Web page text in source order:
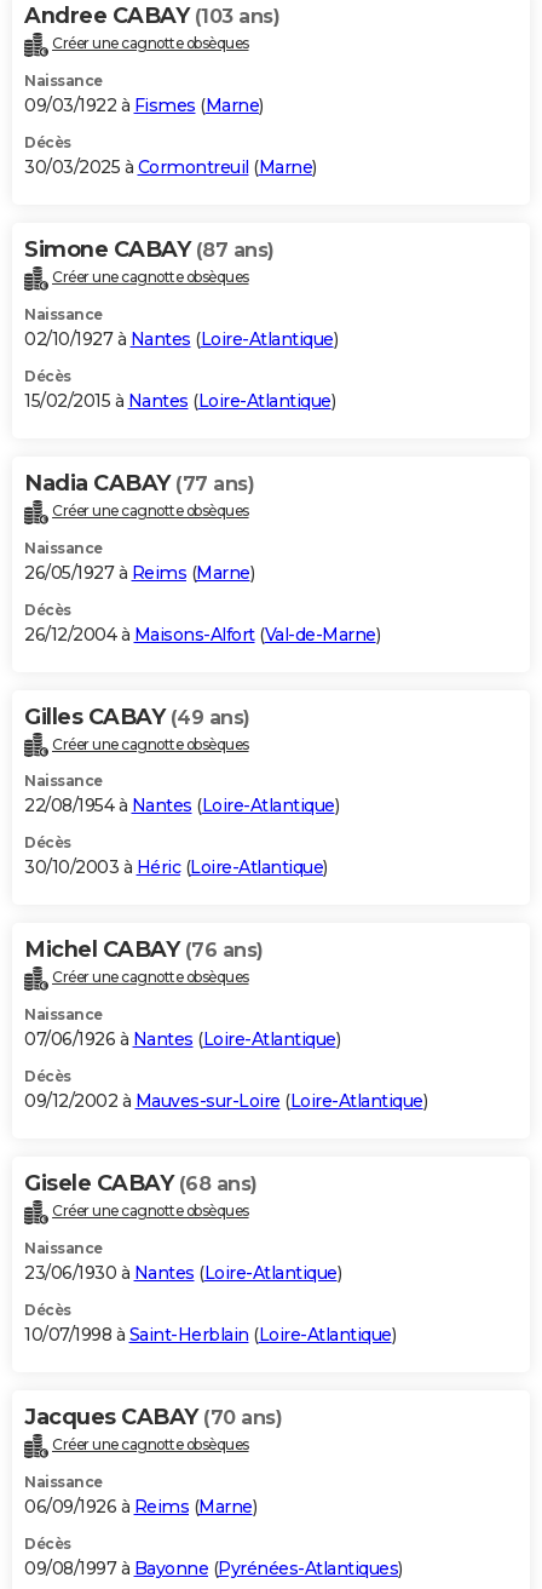
Carte de Noël
Carte Bonne année
Carte Saint-Valentin
Carte Pâques
Carte d'anniversaire
DICTIONNAIRE
Dictionnaire
Biographies
Citations
Expressions
Proverbes
PROGRAMME TV
S'inscrire
Se connecter
Lycées
Collèges
Primaires
Universités
Entreprises
Service militaire
Avis de recherche
AVIS DE DÉCÈS
Bricolage
Lifestyle
Culture
Sport
Auto
Television
Voyage
Cinema
Andree CABAY (103 ans)
Créer une cagnotte obsèques
Naissance
09/03/1922 à Fismes (Marne)
Décès
30/03/2025 à Cormontreuil (Marne)
Simone CABAY (87 ans)
Créer une cagnotte obsèques
Naissance
02/10/1927 à Nantes (Loire-Atlantique)
Décès
15/02/2015 à Nantes (Loire-Atlantique)
Nadia CABAY (77 ans)
Créer une cagnotte obsèques
Naissance
26/05/1927 à Reims (Marne)
Décès
26/12/2004 à Maisons-Alfort(Val-de-Marne)
Gilles CABAY (49 ans)
Créer une cagnotte obsèques
Naissance
22/08/1954 à Nantes (Loire-Atlantique)
Décès
30/10/2003 à Héric(Loire-Atlantique)
Michel CABAY (76 ans)
Créer une cagnotte obsèques
Naissance
07/06/1926 à Nantes (Loire-Atlantique)
Décès
09/12/2002 à Mauves-sur-Loire (Loire-Atlantique)
Gisele CABAY (68 ans)
Créer une cagnotte obsèques
Naissance
23/06/1930 à Nantes (Loire-Atlantique)
Décès
10/07/1998 à Saint-Herblain (Loire-Atlantique)
Jacques CABAY (70 ans)
Créer une cagnotte obsèques
Naissance
06/09/1926 à Reims (Marne)
Décès
09/08/1997 à Bayonne (Pyrénées-Atlantiques)